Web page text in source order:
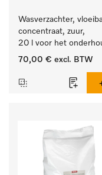
Wasverzachter,
concentraat, zuur,
20 l voor het
van vezels zodat het
70,00 € excl. BTW